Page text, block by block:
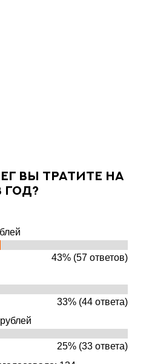
вы тратите на
год?
43% (57 ответов)
33% (44 ответа)
25% (33 ответа)